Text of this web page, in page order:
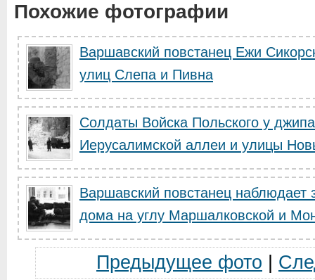
Похожие фотографии
Варшавский повстанец Ежи
улиц Слепа и Пивна
Солдаты Войска Польского у
Иерусалимской аллеи и улицы
Варшавский повстанец наблюдает
дома на углу Маршалковской и
Предыдущее фото